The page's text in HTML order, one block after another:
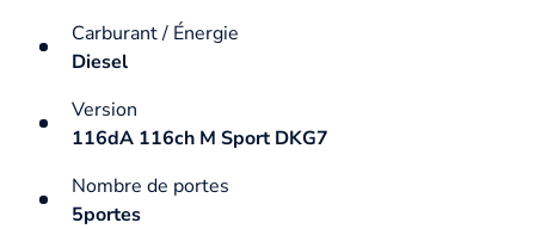
Carburant / Énergie
Diesel
Version
116dA 116ch M Sport DKG7
Nombre de portes
5portes